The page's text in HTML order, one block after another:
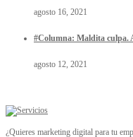
agosto 16, 2021
#Columna: Maldita culpa.
agosto 12, 2021
¿Quieres marketing digital para tu